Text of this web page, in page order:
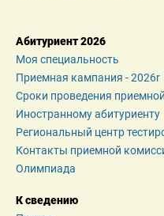
Абитуриент 2026
Моя специальность
Приемная кампания - 2026r
Сроки проведения
Иностранному абитуриенту
Региональный центр
Контакты приемной
Олимпиада
К сведению